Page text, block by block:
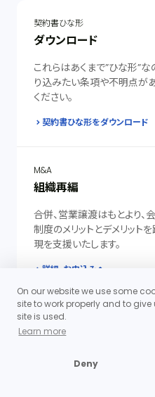
契約書ひな形
ダウンロード
これらはあくまで”ひな形”な
り込みたい条項や不明点が
ください。
契約書ひな形をダウンロード
M&A
組織再編
合併、営業譲渡はもとより
制度のメリットとデメリット
現を支援いたします。
詳細・お申込みへ
継続的にサービスをご提供します
顧問契約
日常の法律相談等の積み重
ネスへの理解があるため、
On our website we use some
site to work properly and to
site is used.
Learn more
Deny